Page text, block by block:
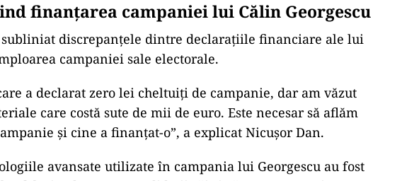
ca la începutul campaniei electorale să știe dacă
privind eligibilitatea candidaților”, a afirmat Nicușor
publică declarația de avere a Mirabelei Grădinaru, chiar în
din Senat. Ce a moștenit partenera președintelui